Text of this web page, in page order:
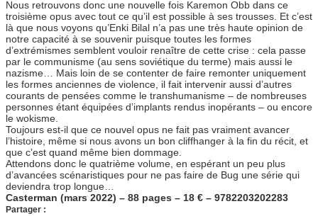
Nous retrouvons donc une nouvelle fois Karemon Obb dans ce
troisième opus avec tout ce qu’il est possible à ses trousses. Et c’est
là que nous voyons qu’Enki Bilal n’a pas une très haute opinion de
notre capacité à se souvenir puisque toutes les formes
d’extrémismes semblent vouloir renaître de cette crise : cela passe
par le communisme (au sens soviétique du terme) mais aussi le
nazisme… Mais loin de se contenter de faire remonter uniquement
les formes anciennes de violence, il fait intervenir aussi d’autres
courants de pensées comme le transhumanisme – de nombreuses
personnes étant équipées d’implants rendus inopérants – ou encore
le wokisme.
Toujours est-il que ce nouvel opus ne fait pas vraiment avancer
l’histoire, même si nous avons un bon cliffhanger à la fin du récit, et
que c’est quand même bien dommage.
Attendons donc le quatrième volume, en espérant un peu plus
d’avancées scénaristiques pour ne pas faire de Bug une série qui
deviendra trop longue…
Casterman (mars 2022) – 88 pages – 18 € – 9782203202283
Partager :